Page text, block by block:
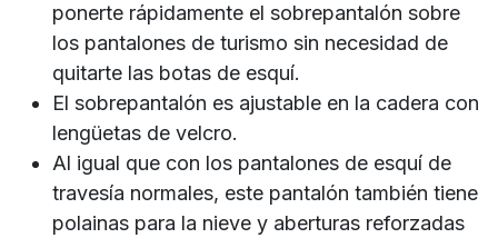
ponerte rápidamente el sobrepantalón sobre
los pantalones de turismo sin necesidad de
quitarte las botas de esquí.
El sobrepantalón es ajustable en la cadera con
lengüetas de velcro.
Al igual que con los pantalones de esquí de
travesía normales, este pantalón también tiene
polainas para la nieve y aberturas reforzadas